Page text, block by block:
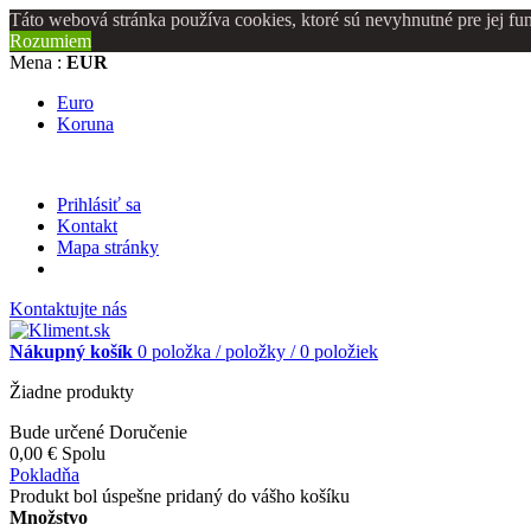
Táto webová stránka používa cookies, ktoré sú nevyhnutné pre jej
Rozumiem
Mena : EUR
Euro
Koruna
Prihlásiť sa
Kontakt
Mapa stránky
Kontaktujte nás
Nákupný košík 0 položka / položky / 0 položiek
Žiadne produkty
Bude určené Doručenie
0,00 € Spolu
Pokladňa
Produkt bol úspešne pridaný do vášho košíku
Množstvo